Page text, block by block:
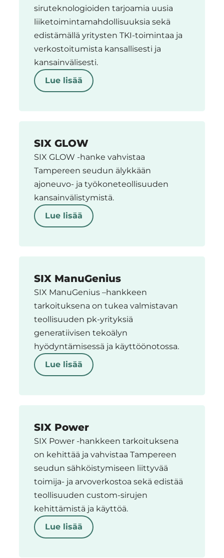
siruteknologioiden tarjoamia uusia
liiketoimintamahdollisuuksia sekä
edistämällä yritysten TKI-toimintaa ja
verkostoitumista kansallisesti ja
kansainvälisesti.
Lue lisää
SIX GLOW
SIX GLOW -hanke vahvistaa
Tampereen seudun älykkään
ajoneuvo- ja työkoneteollisuuden
kansainvälistymistä.
Lue lisää
SIX ManuGenius
SIX ManuGenius –hankkeen
tarkoituksena on tukea valmistavan
teollisuuden pk-yrityksiä
generatiivisen tekoälyn
hyödyntämisessä ja käyttöönotossa.
Lue lisää
SIX Power
SIX Power -hankkeen tarkoituksena
on kehittää ja vahvistaa Tampereen
seudun sähköistymiseen liittyvää
toimija- ja arvoverkostoa sekä edistää
teollisuuden custom-sirujen
kehittämistä ja käyttöä.
Lue lisää